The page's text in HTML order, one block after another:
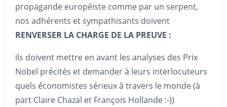
propagande européiste comme par un serpent,
nos adhérents et sympathisants doivent
RENVERSER LA CHARGE DE LA PREUVE :
ils doivent mettre en avant les analyses des Prix
Nobel précités et demander à leurs interlocuteurs
quels économistes sérieux à travers le monde (à
part Claire Chazal et François Hollande :-))